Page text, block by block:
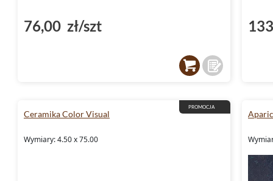
76,00 zł/szt
PROMOCJA
Ceramika Color Visual
Wymiary: 4.50 x 75.00